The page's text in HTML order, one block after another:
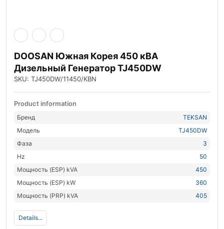
DOOSAN Южная Корея 450 кВА
Дизельный Генератор TJ450DW
SKU: TJ450DW/11450/KBN
Product information
Бренд
TEKSAN
Модель
TJ450DW
Фаза
3
Hz
50
Мощность (ESP) kVA
450
Мощность (ESP) kW
360
Мощность (PRP) kVA
405
Details...